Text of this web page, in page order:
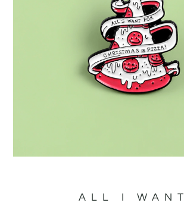
ALL I WANT